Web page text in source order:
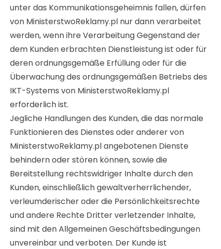
unter das Kommunikationsgeheimnis fallen, dürfen
von MinisterstwoReklamy.pl nur dann verarbeitet
werden, wenn ihre Verarbeitung Gegenstand der
dem Kunden erbrachten Dienstleistung ist oder für
deren ordnungsgemäße Erfüllung oder für die
Überwachung des ordnungsgemäßen Betriebs des
IKT-Systems von MinisterstwoReklamy.pl
erforderlich ist.
Jegliche Handlungen des Kunden, die das normale
Funktionieren des Dienstes oder anderer von
MinisterstwoReklamy.pl angebotenen Dienste
behindern oder stören können, sowie die
Bereitstellung rechtswidriger Inhalte durch den
Kunden, einschließlich gewaltverherrlichender,
verleumderischer oder die Persönlichkeitsrechte
und andere Rechte Dritter verletzender Inhalte,
sind mit den Allgemeinen Geschäftsbedingungen
unvereinbar und verboten. Der Kunde ist